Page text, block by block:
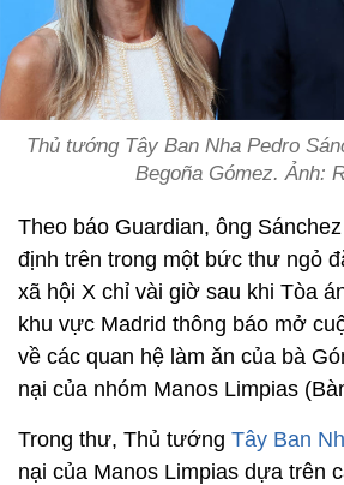
Thủ tướng Tây Ban Nha Pedro
Begoña Gómez. Ảnh:
Theo báo Guardian, ông
định trên trong một bức thư ngỏ
xã hội X chỉ vài giờ sau khi Tòa
khu vực Madrid thông báo mở
về các quan hệ làm ăn của bà
nại của nhóm Manos Limpias
Trong thư, Thủ tướng Tây Ban
nại của Manos Limpias dựa trên